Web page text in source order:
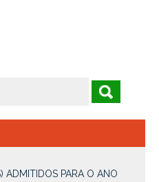
ADMITIDOS PARA O ANO